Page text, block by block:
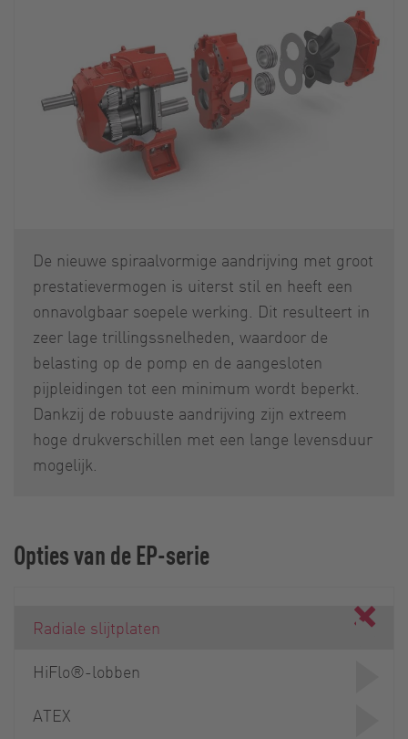
De nieuwe spiraalvormige aandrijving met groot
prestatievermogen is uiterst stil en heeft een
onnavolgbaar soepele werking. Dit resulteert in
zeer lage trillingssnelheden, waardoor de
belasting op de pomp en de aangesloten
pijpleidingen tot een minimum wordt beperkt.
Dankzij de robuuste aandrijving zijn extreem
hoge drukverschillen met een lange levensduur
mogelijk.
Opties van de EP-serie
Radiale slijtplaten
HiFlo®-lobben
ATEX